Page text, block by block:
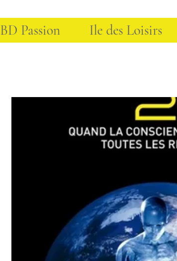
BD Passion Ile des Loisirs